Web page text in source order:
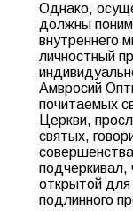
Однако,
должны
внутреннего
личностный
Амвросий
почитаемых
Церкви,
святых,
подчеркивал,
открытой
подлинного